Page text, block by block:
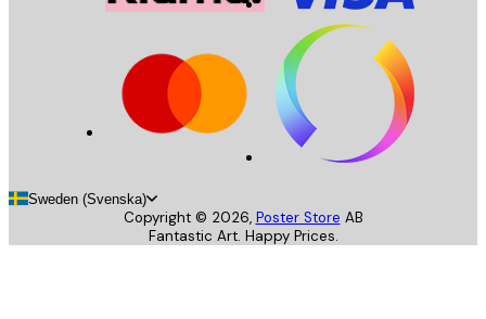
Sweden (Svenska)
Copyright © 2026, Poster Store AB
Fantastic Art. Happy Prices.